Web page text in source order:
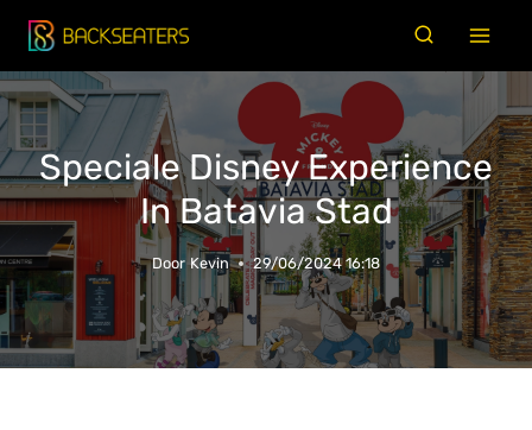
Doorgaan
naar
inhoud
Speciale Disney Experience
In Batavia Stad
Door Kevin 29/06/2024 16:18